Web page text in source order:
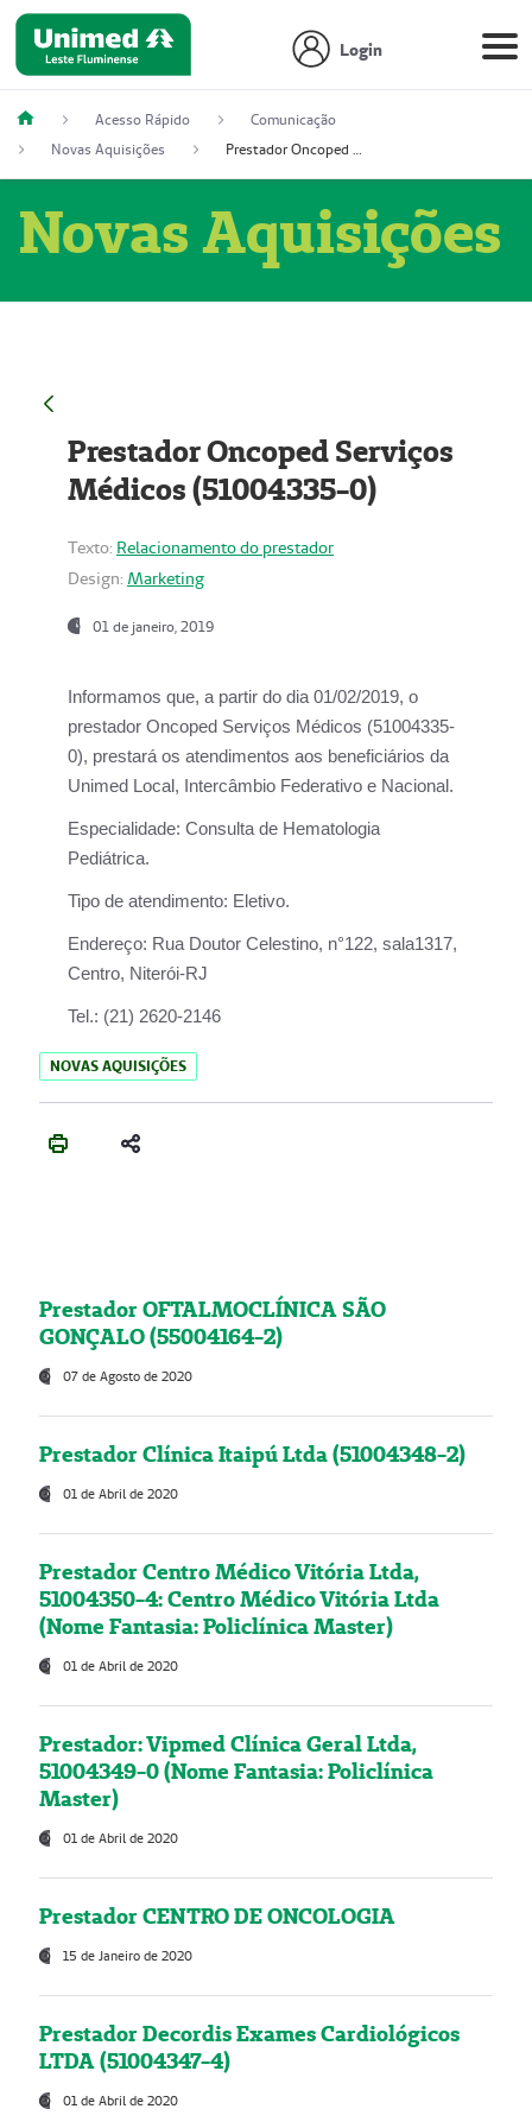
Login
Acesso Rápido
Comunicação
Novas Aquisições
Prestador Oncoped Serviços Médicos (51004335-0)
Novas Aquisições
Prestador Oncoped Serviços
Médicos (51004335-0)
Texto: Relacionamento do prestador
Design: Marketing
01 de janeiro, 2019
Informamos que, a partir do dia 01/02/2019, o
prestador Oncoped Serviços Médicos (51004335-
0), prestará os atendimentos aos beneficiários da
Unimed Local, Intercâmbio Federativo e Nacional.
Especialidade: Consulta de Hematologia
Pediátrica.
Tipo de atendimento: Eletivo.
Endereço: Rua Doutor Celestino, n°122, sala1317,
Centro, Niterói-RJ
Tel.: (21) 2620-2146
NOVAS AQUISIÇÕES
Prestador OFTALMOCLÍNICA SÃO
GONÇALO (55004164-2)
07 de Agosto de 2020
Prestador Clínica Itaipú Ltda (51004348-2)
01 de Abril de 2020
Prestador Centro Médico Vitória Ltda,
51004350-4: Centro Médico Vitória Ltda
(Nome Fantasia: Policlínica Master)
01 de Abril de 2020
Prestador: Vipmed Clínica Geral Ltda,
51004349-0 (Nome Fantasia: Policlínica
Master)
01 de Abril de 2020
Prestador CENTRO DE ONCOLOGIA
15 de Janeiro de 2020
Prestador Decordis Exames Cardiológicos
LTDA (51004347-4)
01 de Abril de 2020